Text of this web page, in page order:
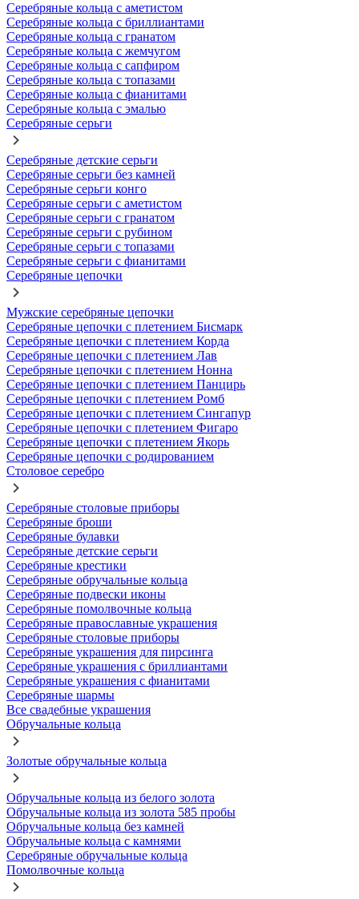
Серебряные кольца с аметистом
Серебряные кольца с бриллиантами
Серебряные кольца с гранатом
Серебряные кольца с жемчугом
Серебряные кольца с сапфиром
Серебряные кольца с топазами
Серебряные кольца с фианитами
Серебряные кольца с эмалью
Серебряные серьги
Серебряные детские серьги
Серебряные серьги без камней
Серебряные серьги конго
Серебряные серьги с аметистом
Серебряные серьги с гранатом
Серебряные серьги с рубином
Серебряные серьги с топазами
Серебряные серьги с фианитами
Серебряные цепочки
Мужские серебряные цепочки
Серебряные цепочки с плетением Бисмарк
Серебряные цепочки с плетением Корда
Серебряные цепочки с плетением Лав
Серебряные цепочки с плетением Нонна
Серебряные цепочки с плетением Панцирь
Серебряные цепочки с плетением Ромб
Серебряные цепочки с плетением Сингапур
Серебряные цепочки с плетением Фигаро
Серебряные цепочки с плетением Якорь
Серебряные цепочки с родированием
Столовое серебро
Серебряные столовые приборы
Серебряные броши
Серебряные булавки
Серебряные детские серьги
Серебряные крестики
Серебряные обручальные кольца
Серебряные подвески иконы
Серебряные помолвочные кольца
Серебряные православные украшения
Серебряные столовые приборы
Серебряные украшения для пирсинга
Серебряные украшения с бриллиантами
Серебряные украшения с фианитами
Серебряные шармы
Все свадебные украшения
Обручальные кольца
Золотые обручальные кольца
Обручальные кольца из белого золота
Обручальные кольца из золота 585 пробы
Обручальные кольца без камней
Обручальные кольца с камнями
Серебряные обручальные кольца
Помолвочные кольца